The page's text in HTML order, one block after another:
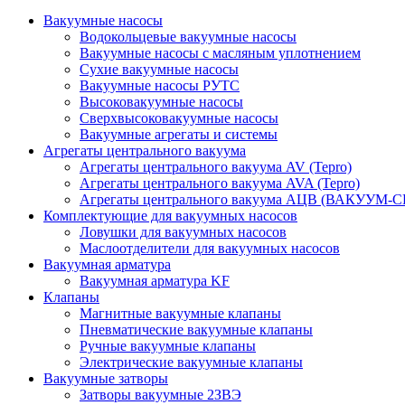
Вакуумные насосы
Водокольцевые вакуумные насосы
Вакуумные насосы с масляным уплотнением
Сухие вакуумные насосы
Вакуумные насосы РУТС
Высоковакуумные насосы
Сверхвысоковакуумные насосы
Вакуумные агрегаты и системы
Агрегаты центрального вакуума
Агрегаты центрального вакуума AV (Tepro)
Агрегаты центрального вакуума AVA (Tepro)
Агрегаты центрального вакуума АЦВ (ВАКУУМ-
Комплектующие для вакуумных насосов
Ловушки для вакуумных насосов
Маслоотделители для вакуумных насосов
Вакуумная арматура
Вакуумная арматура KF
Клапаны
Магнитные вакуумные клапаны
Пневматические вакуумные клапаны
Ручные вакуумные клапаны
Электрические вакуумные клапаны
Вакуумные затворы
Затворы вакуумные 2ЗВЭ